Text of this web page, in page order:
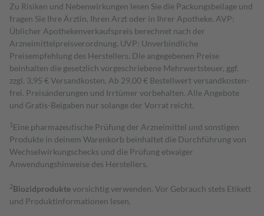
Zu Risiken und Nebenwirkungen lesen Sie die Packungsbeilage und
fragen Sie Ihre Ärztin, Ihren Arzt oder in Ihrer Apotheke. AVP:
Üblicher Apothekenverkaufspreis berechnet nach der
Arzneimittelpreisverordnung. UVP: Unverbindliche
Preisempfehlung des Herstellers. Die angegebenen Preise
beinhalten die gesetzlich vorgeschriebene Mehrwertsteuer, ggf.
zzgl. 3,95 € Versandkosten. Ab 29,00 € Bestell­wert versand­kosten­
frei. Preisänderungen und Irrtümer vorbehalten. Alle Angebote
und Gratis-Beigaben nur solange der Vorrat reicht.
1 Eine pharmazeutische Prüfung der Arzneimittel und sonstigen
Produkte in deinem Warenkorb beinhaltet die Durchführung von
Wechselwirkungschecks und die Prüfung etwaiger
Anwendungshinweise des Herstellers.
2Biozidproduktevorsichtig verwenden. Vor Gebrauch stets Etikett
und Produktinformationen lesen.